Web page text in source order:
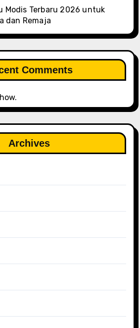
Modis Terbaru 2026 untuk
dan Remaja
Comments
Archives